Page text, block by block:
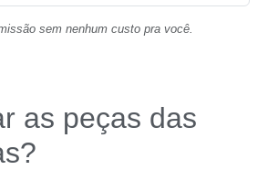
sem nenhum custo pra você.
as peças das